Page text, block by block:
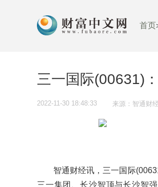
首页
三一国际(00631)
2022-11-30 18:48:33 来源：智通财经
智通财经讯，三一国际
三一集团、长沙智顶与长沙智